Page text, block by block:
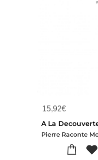
15,92€
Pierre Raconte